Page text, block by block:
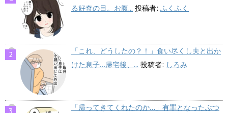
る好奇の目。お腹... 投稿者: ふくふく
「これ、どうしたの？！」食い尽くし夫と出か
けた息子…帰宅後、... 投稿者: しろみ
「帰ってきてくれたのか…」有罪となったぶつ